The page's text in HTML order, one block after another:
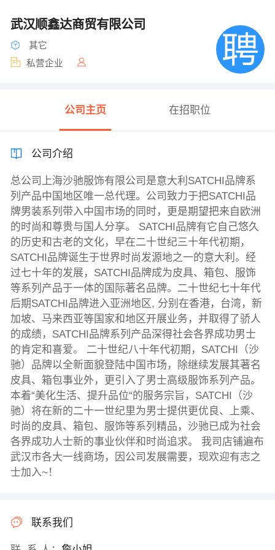
武汉顺鑫达商贸有限公司
其它
私营企业
公司主页 在招职位
公司介绍
总公司上海沙驰服饰有限公司是意大利SATCHI品牌系
列产品中国地区唯一总代理。公司致力于把SATCHI品
牌男装系列带入中国市场的同时，更是期望把来自欧洲
的时尚和尊贵与国人分享。 SATCHI品牌有它自己悠久
的历史和古老的文化，早在二十世纪三十年代初期，
SATCHI品牌诞生于世界时尚发源地之一的意大利。经
过七十年的发展，SATCHI品牌成为皮具、箱包、服饰
等系列产品于一体的国际著名品牌。二十世纪七十年代
后期SATCHI品牌进入亚洲地区, 分别在香港，台湾，新
加坡、马来西亚等国家和地区开展业务，并取得了骄人
的成绩，SATCHI品牌系列产品深得社会各界成功男士
的肯定和喜爱。 二十世纪八十年代初期，SATCHI（沙
驰）品牌以全新面貌登陆中国市场，除继续发展其著名
皮具、箱包事业外，更引入了男士高级服饰系列产品。
本着“美化生活、提升品位“的服务宗旨，SATCHI（沙
驰）将在新的二十一世纪里为男士提供更优良、上乘、
时尚的皮具、箱包、服饰等系列精品，沙驰已成为社会
各界成功人士新的事业伙伴和时尚追求。 我司店铺遍布
武汉市各大一线商场，因公司发展需要，现欢迎有志之
士加入~！
联系我们